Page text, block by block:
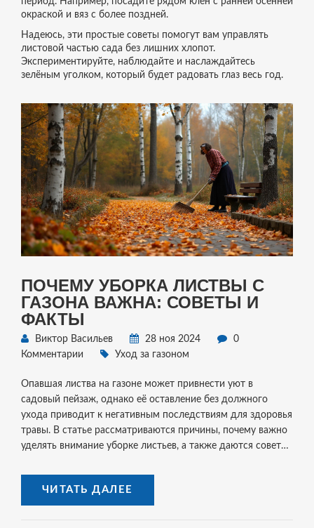
окраской и вяз с более поздней.
Надеюсь, эти простые советы помогут вам управлять
листовой частью сада без лишних хлопот.
Экспериментируйте, наблюдайте и наслаждайтесь
зелёным уголком, который будет радовать глаз весь год.
ПОЧЕМУ УБОРКА ЛИСТВЫ С
ГАЗОНА ВАЖНА: СОВЕТЫ И
ФАКТЫ
Виктор Васильев 28 ноя 2024
0
Комментарии
Уход за газоном
Опавшая листва на газоне может привнести уют в
садовый пейзаж, однако её оставление без должного
ухода приводит к негативным последствиям для здоровья
травы. В статье рассматриваются причины, почему важно
уделять внимание уборке листьев, а также даются советы
листвы на почву и развитие грибков, а также предложены
экологически дружественные способы её утилизации.
Небольшой акцент сделан на традиционные и
ЧИТАТЬ ДАЛЕЕ